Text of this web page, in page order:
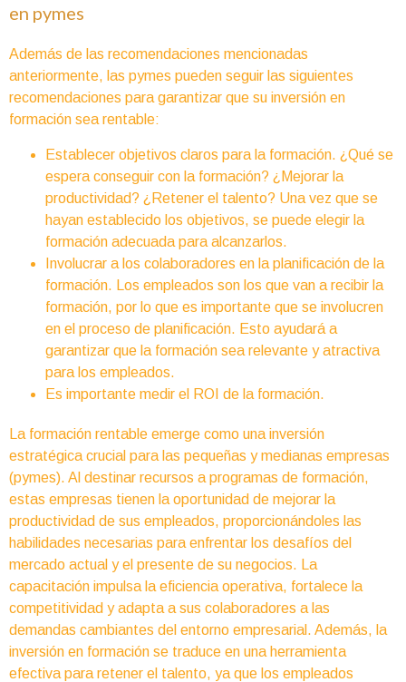
en pymes
Además de las recomendaciones mencionadas
anteriormente, las pymes pueden seguir las siguientes
recomendaciones para garantizar que su inversión en
formación sea rentable:
Establecer objetivos claros para la formación. ¿Qué se
espera conseguir con la formación? ¿Mejorar la
productividad? ¿Retener el talento? Una vez que se
hayan establecido los objetivos, se puede elegir la
formación adecuada para alcanzarlos.
Involucrar a los colaboradores en la planificación de la
formación. Los empleados son los que van a recibir la
formación, por lo que es importante que se involucren
en el proceso de planificación. Esto ayudará a
garantizar que la formación sea relevante y atractiva
para los empleados.
Es importante medir el ROI de la formación.
La formación rentable emerge como una inversión
estratégica crucial para las pequeñas y medianas empresas
(pymes). Al destinar recursos a programas de formación,
estas empresas tienen la oportunidad de mejorar la
productividad de sus empleados, proporcionándoles las
habilidades necesarias para enfrentar los desafíos del
mercado actual y el presente de su negocios. La
capacitación impulsa la eficiencia operativa, fortalece la
competitividad y adapta a sus colaboradores a las
demandas cambiantes del entorno empresarial. Además, la
inversión en formación se traduce en una herramienta
efectiva para retener el talento, ya que los empleados